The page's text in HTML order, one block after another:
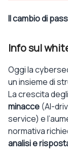
Il cambio di
Info sul
Oggila
un insieme di
La crescita degli
minacce (AI-
service) e
normativa
analisi e